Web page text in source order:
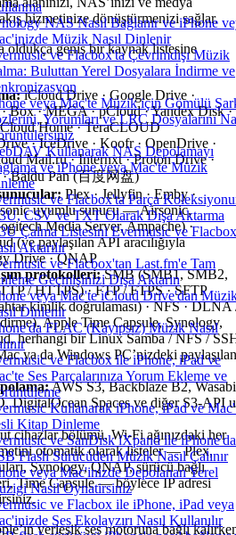
NAS Nasıl Bağlanır ve iPhone
Müzik Nasıl Dinlenir
ve Flacbox'ta Çevrimdışı Müzik
Buluttan Yerel Dosyalara İndirme ve
veya Mac'te Müzik için Gömülü
Yorumları ve LRC Dosyalarını
Kullanarak NAS Depolamayı
ve iPhone veya Mac'te Müzik
ve Flacbox'ta Parça
CSV ve TXT Olarak Dışa Aktarma
Çalma Listesini Evermusic ve
Aktarılır
ve Flacbox'tan Last.fm'e Tam
Geçmişinizi Dışa Aktarın
veya Mac'te iCloud Drive'dan
Dinlenir
FLAC (Kayıpsız) Müzik Nasıl
ve Flacbox ile iPhone, iPad ve
Ses Parçalarınıza Yorum Ekleme ve
Kullanarak iPhone, iPad ve
Kitap Dinleme
ve SanDisk iXpand ile iPhone'da
Flash Sürücüden Müzik Nasıl Çalınır
veya Mac'inizde Depolanan Yerel
Nasil Oynatirsiniz
ve Flacbox ile iPhone, iPad veya
Ses Ekolayzırı Nasıl Kullanılır
hizmetinize dönüştürmenizi sağlar.
oldukça geniş bir kaynak listesine
iCloud Drive · Google Drive ·
Box · MEGA · pCloud · Yandex Disk ·
Home · TeraCLOUD
· IceDrive · Koofr · OpenDrive ·
Mail.ru · Internxt · Proton Drive ·
Baidu Pan (百度网盘)
Plex · Jellyfin · Emby ·
uyumlu sunucu — Airsonic,
Media Server, Ampache) ·
(ve paylaşılan API aracılığıyla
Drive · QNAP
protokolleri:SMB (SMB1, SMB2,
/ HTTPS) · FTP / FTPS · SFTP
kimlik doğrulaması) · NFS · DLNA
Apple Time Capsule, Synology,
herhangi bir Linux Samba / NFS /
ya da Windows PC’nizdeki paylaşılan
AWS S3, Backblaze B2,
DigitalOcean Spaces ve diğer S3-API
cihazlar bölümü, Wi-Fi ağınızdaki her
otomatik olarak listeler — Plex,
Synology, QNAP, sürücü bağlı
Time Capsule — böylece IP adresi
yerleşik ses motoruna bağlı